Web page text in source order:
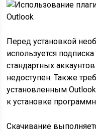
Перед установкой
используется
стандартных
недоступен. Также
установленным
к установке
Скачивание